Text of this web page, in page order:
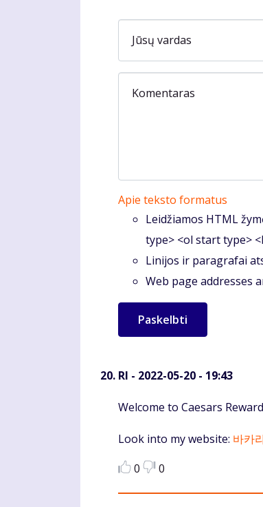
Jūsų vardas
Komentaras
Apie teksto formatus
Leidžiamos HTML
type> <ol start type>
Linijos ir paragrafai
Web page addresses
RI - 2022-05-20 - 19:43
Komentaras
Welcome to Caesars
Look into my website: 바카
0
0